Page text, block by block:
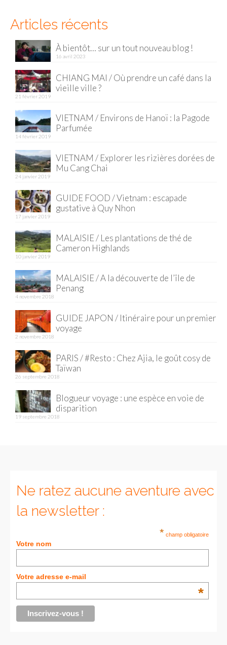
Penang
Singapour
Vietnam
Baie d’Halong
Hué
Mu Cang Chai
Quy Nhon
EUROPE
France
Paris
Poitou
Saint-Malo
Savoie
Vendée
Allemagne
Berlin
Royaume-Uni
ALLEMAGNE
– Berlin
– Munich
Articles récents
À bientôt… sur un tout nouveau blog !
16 avril 2023
CHIANG MAI / Où prendre un café dans la
vieille ville ?
21 février 2019
VIETNAM / Environs de Hanoï : la Pagode
Parfumée
14 février 2019
VIETNAM / Explorer les rizières dorées de
Mu Cang Chai
24 janvier 2019
GUIDE FOOD / Vietnam : escapade
gustative à Quy Nhon
17 janvier 2019
MALAISIE / Les plantations de thé de
Cameron Highlands
10 janvier 2019
MALAISIE / A la découverte de l’île de
Penang
4 novembre 2018
GUIDE JAPON / Itinéraire pour un premier
voyage
2 novembre 2018
PARIS / #Resto : Chez Ajia, le goût cosy de
Taïwan
26 septembre 2018
Blogueur voyage : une espèce en voie de
disparition
19 septembre 2018
Ne ratez aucune aventure avec
la newsletter :
* champ obligatoire
Votre nom
Votre adresse e-mail
*